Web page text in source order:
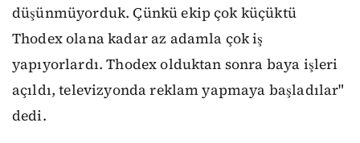
düşünmüyorduk. Çünkü ekip çok küçüktü
Thodex olana kadar az adamla çok iş
yapıyorlardı. Thodex olduktan sonra baya işleri
açıldı, televizyonda reklam yapmaya başladılar"
dedi.